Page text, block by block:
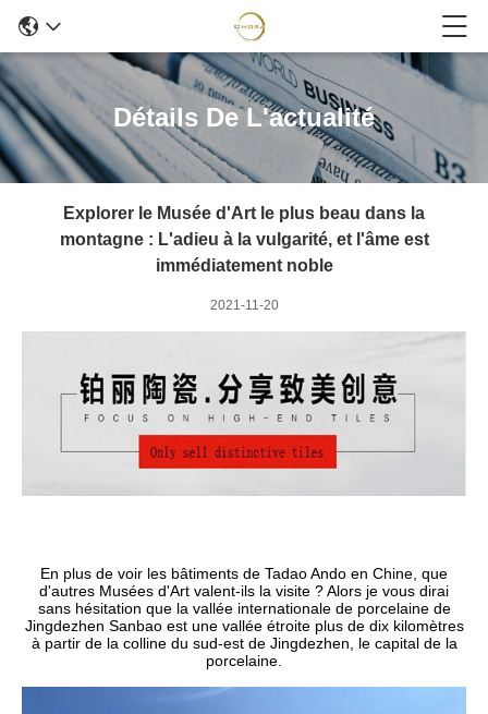
Détails De L'actualité
Explorer le Musée d'Art le plus beau dans la
montagne : L'adieu à la vulgarité, et l'âme est
immédiatement noble
2021-11-20
En plus de voir les bâtiments de Tadao Ando en Chine, que
d'autres Musées d'Art valent-ils la visite ? Alors je vous dirai
sans hésitation que la vallée internationale de porcelaine de
Jingdezhen Sanbao est une vallée étroite plus de dix kilomètres
à partir de la colline du sud-est de Jingdezhen, le capital de la
porcelaine.